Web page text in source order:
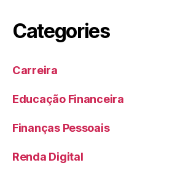
Categories
Carreira
Educação Financeira
Finanças Pessoais
Renda Digital